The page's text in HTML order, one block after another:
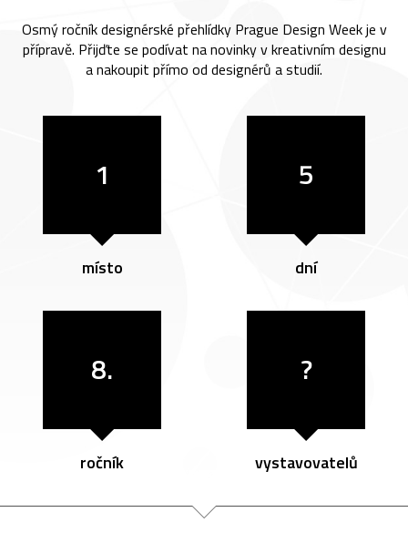
Osmý ročník designérské přehlídky Prague Design Week je v
přípravě. Přijďte se podívat na novinky v kreativním designu
a nakoupit přímo od designérů a studií.
1
místo
5
dní
8.
ročník
?
vystavovatelů